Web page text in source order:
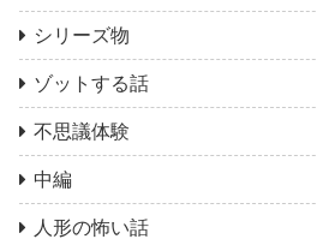
シリーズ物
ゾットする話
不思議体験
中編
人形の怖い話